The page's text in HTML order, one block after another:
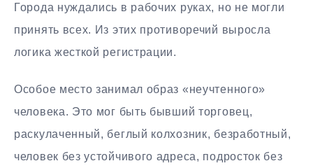
Города нуждались в рабочих руках, но не могли
принять всех. Из этих противоречий выросла
логика жесткой регистрации.
Особое место занимал образ «неучтенного»
человека. Это мог быть бывший торговец,
раскулаченный, беглый колхозник, безработный,
человек без устойчивого адреса, подросток без